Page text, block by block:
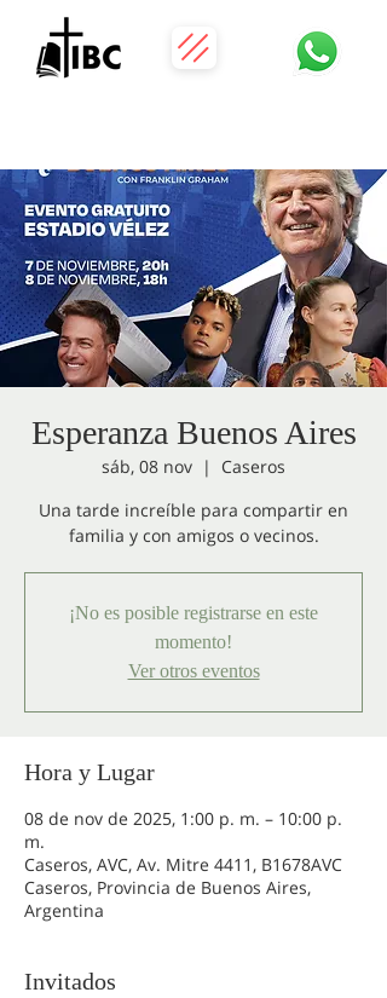
Esperanza Buenos Aires
sáb, 08 nov
  |
Caseros
Una tarde increíble para compartir en
familia y con amigos o vecinos.
¡No es posible registrarse en este
momento!
Ver otros eventos
Hora y Lugar
08 de nov de 2025, 1:00 p. m. – 10:00 p.
m.
Caseros, AVC, Av. Mitre 4411, B1678AVC
Caseros, Provincia de Buenos Aires,
Argentina
Invitados